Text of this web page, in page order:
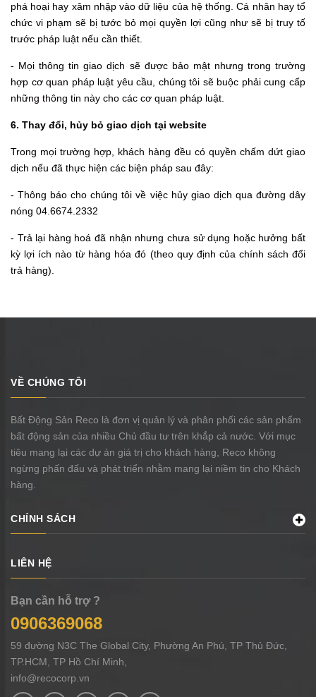
phá hoại hay xâm nhập vào dữ liệu của hệ thống. Cá nhân hay tổ
chức vi phạm sẽ bị tước bỏ mọi quyền lợi cũng như sẽ bị truy tố
trước pháp luật nếu cần thiết.
- Mọi thông tin giao dịch sẽ được bảo mật nhưng trong trường
hợp cơ quan pháp luật yêu cầu, chúng tôi sẽ buộc phải cung cấp
những thông tin này cho các cơ quan pháp luật.
6. Thay đổi, hủy bỏ giao dịch tại website
Trong mọi trường hợp, khách hàng đều có quyền chấm dứt giao
dịch nếu đã thực hiện các biện pháp sau đây:
- Thông báo cho chúng tôi về việc hủy giao dịch qua đường dây
nóng 04.6674.2332
- Trả lại hàng hoá đã nhận nhưng chưa sử dụng hoặc hưởng bất
kỳ lợi ích nào từ hàng hóa đó (theo quy định của chính sách đổi
trả hàng).
VỀ CHÚNG TÔI
Bất Động Sản Reco là đơn vị quản lý và phân phối các sản phẩm
bất động sản của nhiều Chủ đầu tư trên khắp cả nước. Với mục
tiêu mang lại các dự án giá trị cho khách hàng, Reco không
ngừng phấn đấu và phát triển nhằm mang lại niềm tin cho Khách
hàng.
CHÍNH SÁCH
LIÊN HỆ
Bạn cần hỗ trợ ?
0906369068
59 đường N3C The Global City, Phường An Phú, TP Thủ Đức,
TP.HCM, TP Hồ Chí Minh,
info@recocorp.vn